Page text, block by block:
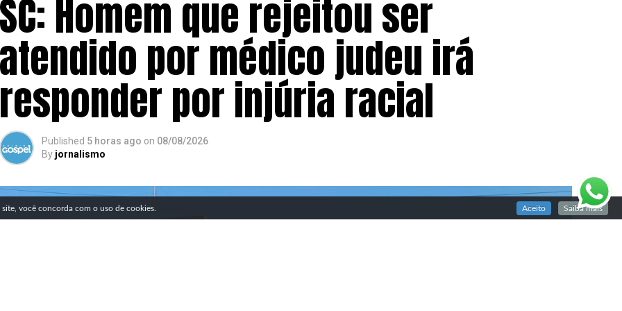
SC: Homem que rejeitou ser
atendido por médico judeu irá
responder por injúria racial
Published 5 horas ago on 08/08/2026
By jornalismo
você concorda com o uso de cookies. Aceito Saiba mais